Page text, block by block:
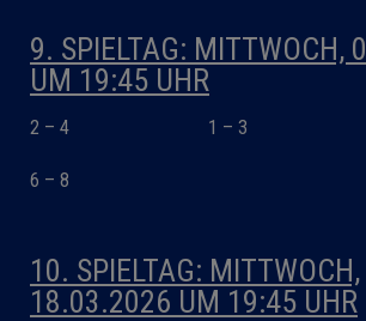
9. SPIELTAG: MITTWOCH,
UM 19:45 UHR
2 – 4 1 – 3
6 – 8
10. SPIELTAG: MITTWOCH,
18.03.2026 UM 19:45 UHR